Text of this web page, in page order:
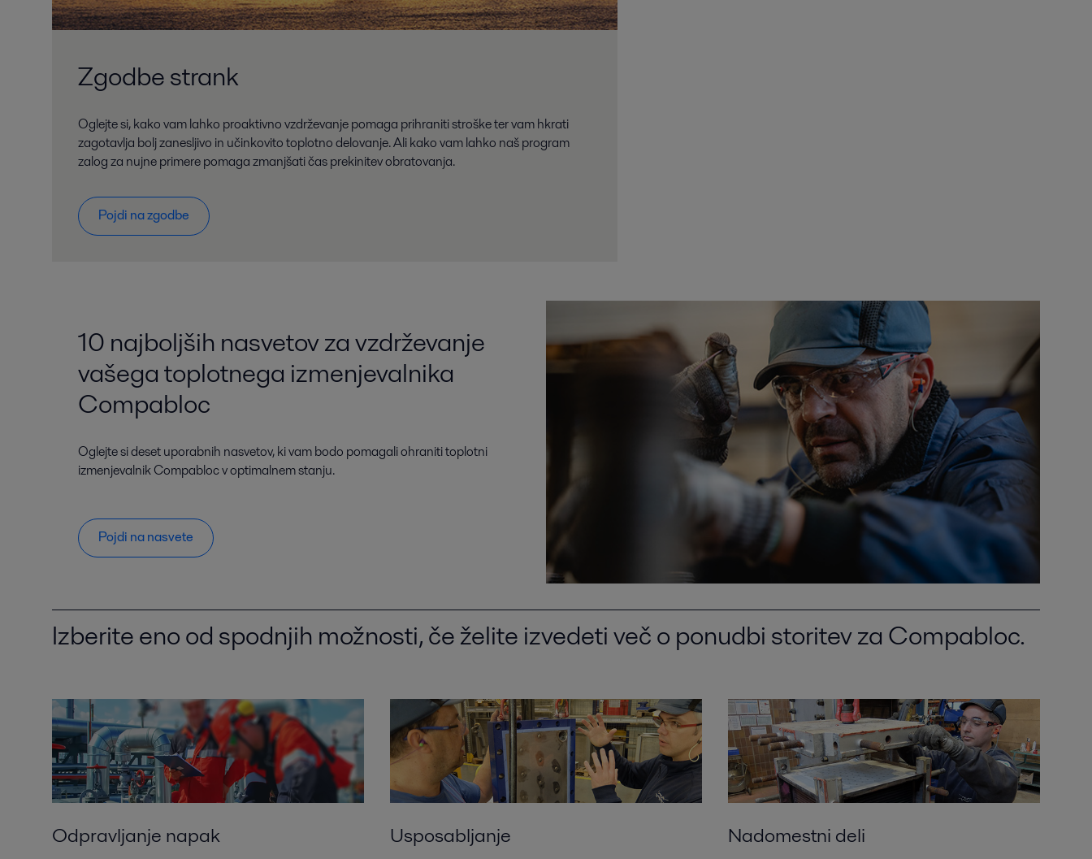
Zgodbe strank
Oglejte si, kako vam lahko proaktivno vzdrževanje pomaga prihraniti stroške ter vam hkrati
zagotavlja bolj zanesljivo in učinkovito toplotno delovanje. Ali kako vam lahko naš program
zalog za nujne primere pomaga zmanjšati čas prekinitev obratovanja.
Pojdi na zgodbe
10 najboljših nasvetov za vzdrževanje
vašega toplotnega izmenjevalnika
Compabloc
Oglejte si deset uporabnih nasvetov, ki vam bodo pomagali ohraniti toplotni
izmenjevalnik Compabloc v optimalnem stanju.
Pojdi na nasvete
Izberite eno od spodnjih možnosti, če želite izvedeti več o ponudbi storitev za Compabloc.
Odpravljanje napak Usposabljanje Nadomestni deli